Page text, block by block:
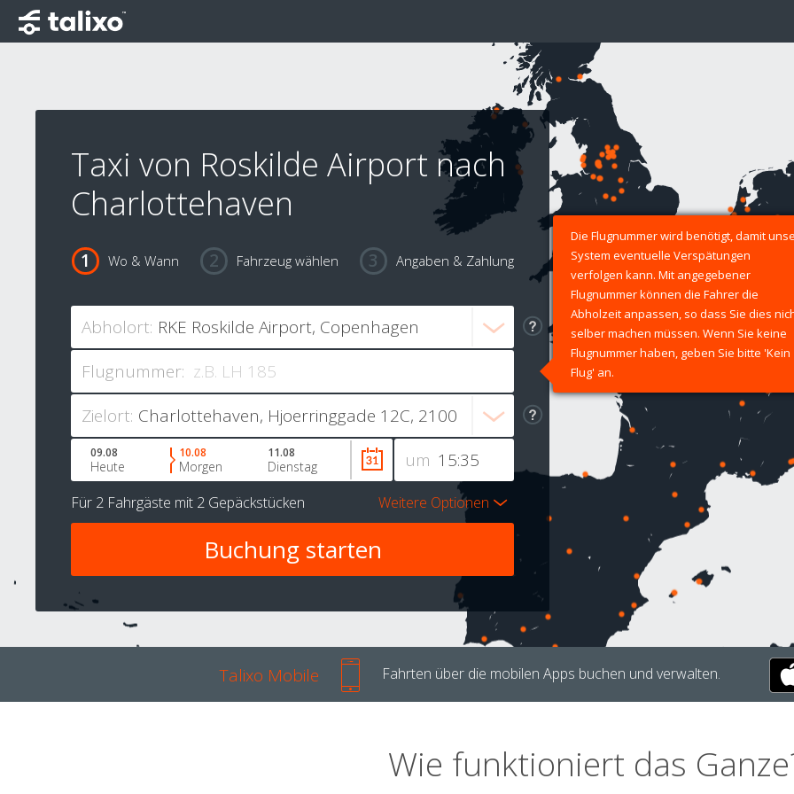
Taxi von Roskilde Airport nach
Charlottehaven
Wo & Wann Fahrzeug wählen Angaben & Zahlung
Abholort:
Flugnummer:
Die Flugnummer wird benötigt, damit
System eventuelle Verspätungen
verfolgen kann. Mit angegebener
Flugnummer können die Fahrer die
Abholzeit anpassen, so dass Sie dies
selber machen müssen. Wenn Sie keine
Flugnummer haben, geben Sie bitte 'Kein
Flug' an.
Zielort:
um
09.08
Heute
10.08
Morgen
11.08
Dienstag
Für 2 Fahrgäste mit 2 Gepäckstücken Weitere Optionen
Talixo Mobile Fahrten über die mobilen Apps buchen und verwalten.
Wie funktioniert das